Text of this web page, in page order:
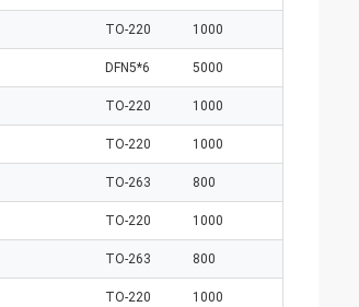
TO-220 1000
DFN5*6 5000
TO-220 1000
TO-220 1000
TO-263 800
TO-220 1000
TO-263 800
TO-220 1000